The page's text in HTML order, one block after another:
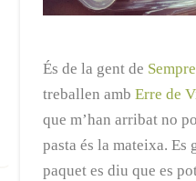
És de la gent de
treballen ambErre de
que m’han arribat no
pasta és la mateixa. Es
paquet es diu que es